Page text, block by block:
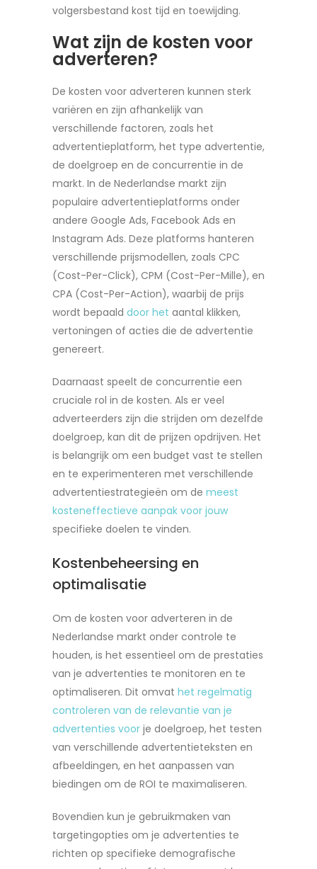
volgersbestand kost tijd en toewijding.
Wat zijn de kosten voor
adverteren?
De kosten voor adverteren kunnen sterk
variëren en zijn afhankelijk van
verschillende factoren, zoals het
advertentieplatform, het type advertentie,
de doelgroep en de concurrentie in de
markt. In de Nederlandse markt zijn
populaire advertentieplatforms onder
andere Google Ads, Facebook Ads en
Instagram Ads. Deze platforms hanteren
verschillende prijsmodellen, zoals CPC
(Cost-Per-Click), CPM (Cost-Per-Mille), en
CPA (Cost-Per-Action), waarbij de prijs
wordt bepaald door het aantal klikken,
vertoningen of acties die de advertentie
genereert.
Daarnaast speelt de concurrentie een
cruciale rol in de kosten. Als er veel
adverteerders zijn die strijden om dezelfde
doelgroep, kan dit de prijzen opdrijven. Het
is belangrijk om een budget vast te stellen
en te experimenteren met verschillende
advertentiestrategieën om de meest
kosteneffectieve aanpak voor jouw
specifieke doelen te vinden.
Kostenbeheersing en
optimalisatie
Om de kosten voor adverteren in de
Nederlandse markt onder controle te
houden, is het essentieel om de prestaties
van je advertenties te monitoren en te
optimaliseren. Dit omvat het regelmatig
controleren van de relevantie van je
advertenties voor je doelgroep, het testen
van verschillende advertentieteksten en
afbeeldingen, en het aanpassen van
biedingen om de ROI te maximaliseren.
Bovendien kun je gebruikmaken van
targetingopties om je advertenties te
richten op specifieke demografische